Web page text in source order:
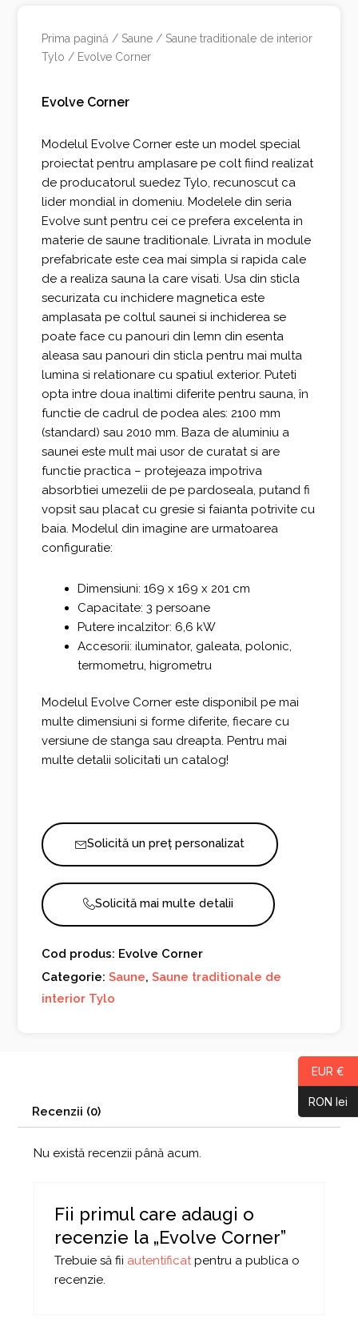
Prima pagină / Saune / Saune traditionale de interior
Tylo / Evolve Corner
Evolve Corner
Modelul Evolve Corner este un model special
proiectat pentru amplasare pe colt fiind realizat
de producatorul suedez Tylo, recunoscut ca
lider mondial in domeniu. Modelele din seria
Evolve sunt pentru cei ce prefera excelenta in
materie de saune traditionale. Livrata in module
prefabricate este cea mai simpla si rapida cale
de a realiza sauna la care visati. Usa din sticla
securizata cu inchidere magnetica este
amplasata pe coltul saunei si inchiderea se
poate face cu panouri din lemn din esenta
aleasa sau panouri din sticla pentru mai multa
lumina si relationare cu spatiul exterior. Puteti
opta intre doua inaltimi diferite pentru sauna, în
functie de cadrul de podea ales: 2100 mm
(standard) sau 2010 mm. Baza de aluminiu a
saunei este mult mai usor de curatat si are
functie practica – protejeaza impotriva
absorbtiei umezelii de pe pardoseala, putand fi
vopsit sau placat cu gresie si faianta potrivite cu
baia. Modelul din imagine are urmatoarea
configuratie:
Dimensiuni: 169 x 169 x 201 cm
Capacitate: 3 persoane
Putere incalzitor: 6,6 kW
Accesorii: iluminator, galeata, polonic,
termometru, higrometru
Modelul Evolve Corner este disponibil pe mai
multe dimensiuni si forme diferite, fiecare cu
versiune de stanga sau dreapta. Pentru mai
multe detalii solicitati un catalog!
Solicită un preț personalizat
Solicită mai multe detalii
Cod produs: Evolve Corner
Categorie:Saune,Saune traditionale de
interior Tylo
Recenzii (0)
Nu există recenzii până acum.
Fii primul care adaugi o
recenzie la „Evolve Corner”
Trebuie să fii autentificatpentru a publica o
recenzie.
EUR €
RON lei